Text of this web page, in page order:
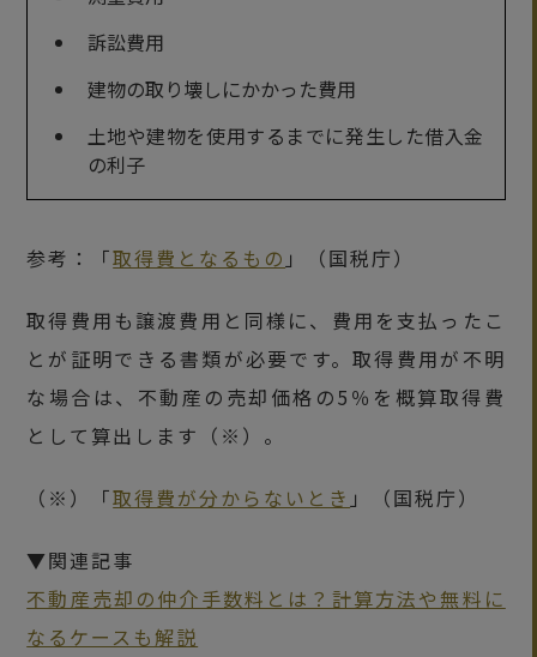
訴訟費用
建物の取り壊しにかかった費用
土地や建物を使用するまでに発生した借入金
の利子
参考：「取得費となるもの 」（国税庁）
取得費用も譲渡費用と同様に、費用を支払ったこ
とが証明できる書類が必要です。取得費用が不明
な場合は、不動産の売却価格の5％を概算取得費
として算出します（※）。
（※）「取得費が分からないとき 」（国税庁）
▼関連記事
不動産売却の仲介手数料とは？計算方法や無料に
なるケースも解説